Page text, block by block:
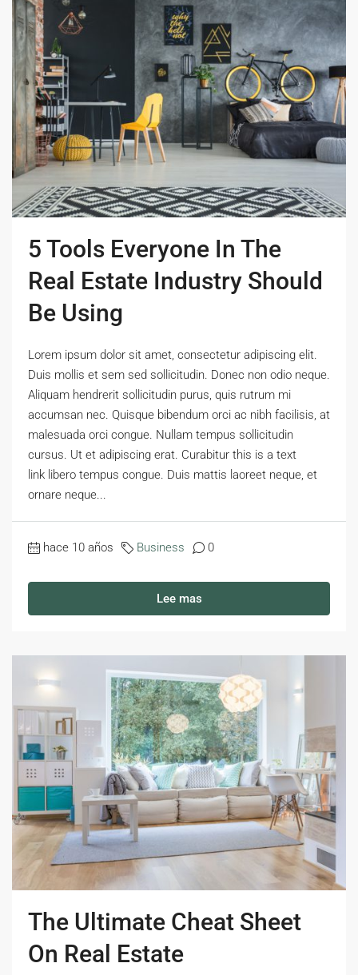
5 Tools Everyone In The
Real Estate Industry Should
Be Using
Lorem ipsum dolor sit amet, consectetur adipiscing elit.
Duis mollis et sem sed sollicitudin. Donec non odio neque.
Aliquam hendrerit sollicitudin purus, quis rutrum mi
accumsan nec. Quisque bibendum orci ac nibh facilisis, at
malesuada orci congue. Nullam tempus sollicitudin
cursus. Ut et adipiscing erat. Curabitur this is a text
link libero tempus congue. Duis mattis laoreet neque, et
ornare neque...
hace 10 años Business 0
Lee mas
The Ultimate Cheat Sheet
On Real Estate